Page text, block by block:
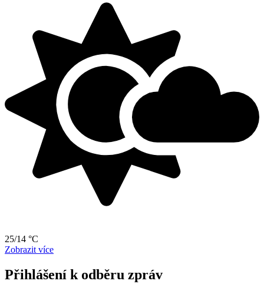
25/14 °C
Zobrazit více
Přihlášení k odběru zpráv